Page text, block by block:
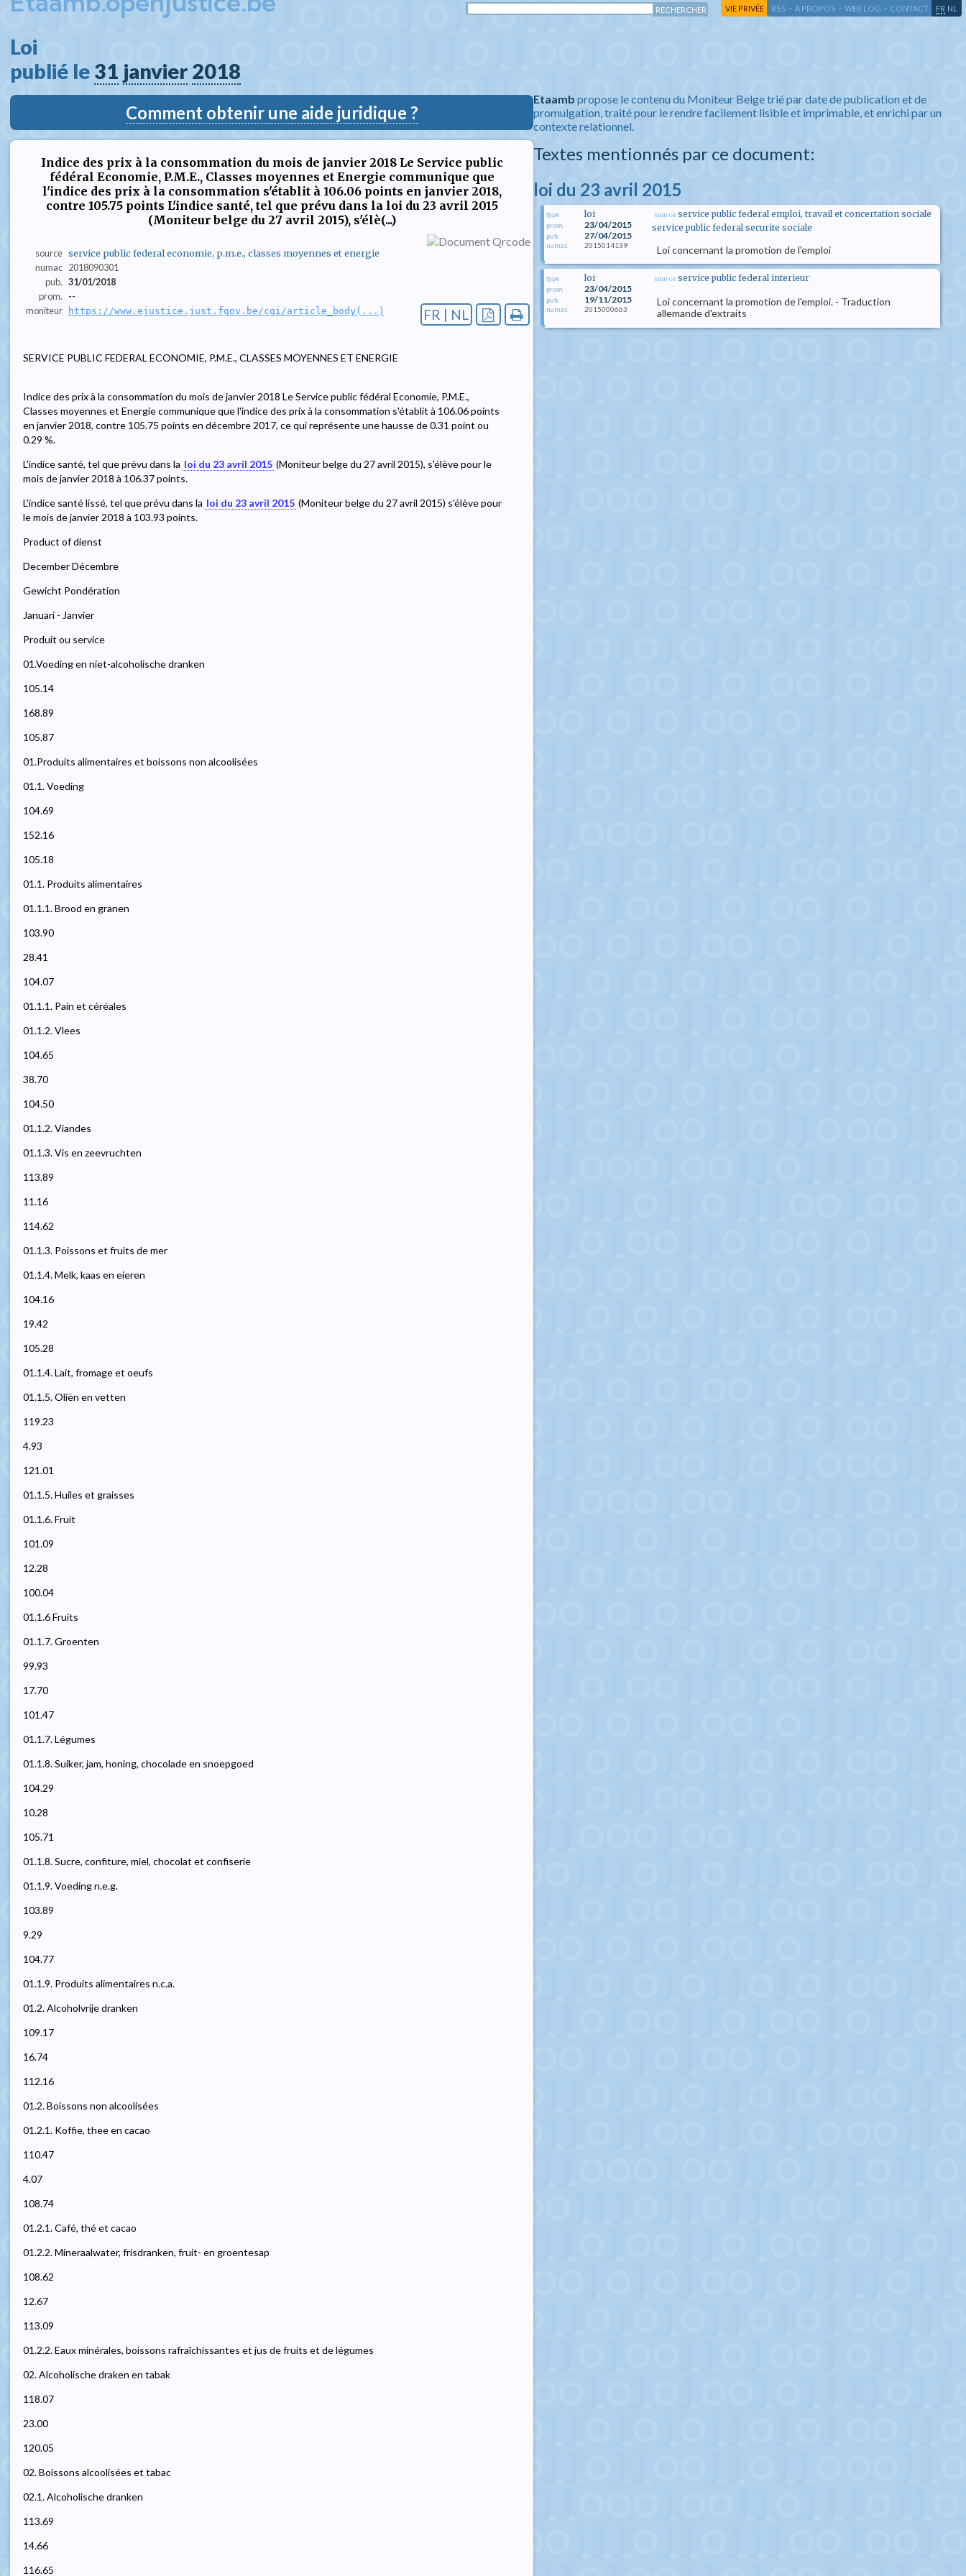
VIE PRIVÉE RSS - A PROPOS - WEB LOG - CONTACT FR NL
Loi
publié le 31 janvier 2018
Comment obtenir une aide juridique ?
Indice des prix à la consommation du mois de janvier 2018 Le Service public
fédéral Economie, P.M.E., Classes moyennes et Energie communique que
l'indice des prix à la consommation s'établit à 106.06 points en janvier 2018,
contre 105.75 points L'indice santé, tel que prévu dans la loi du 23 avril 2015
(Moniteur belge du 27 avril 2015), s'élè(...)
source service public federal economie, p.m.e., classes moyennes et energie
numac 2018090301
pub. 31/01/2018
prom.
--
moniteur
https://www.ejustice.just.fgov.be/cgi/article_body(...) FR | NL
SERVICE PUBLIC FEDERAL ECONOMIE, P.M.E., CLASSES MOYENNES ET ENERGIE
Indice des prix à la consommation du mois de janvier 2018 Le Service public fédéral Economie, P.M.E.,
Classes moyennes et Energie communique que l'indice des prix à la consommation s'établit à 106.06 points
en janvier 2018, contre 105.75 points en décembre 2017, ce qui représente une hausse de 0.31 point ou
0.29 %.
L'indice santé, tel que prévu dans la loi du 23 avril 2015 (Moniteur belge du 27 avril 2015), s'élève pour le
mois de janvier 2018 à 106.37 points.
L'indice santé lissé, tel que prévu dans la loi du 23 avril 2015 (Moniteur belge du 27 avril 2015) s'élève pour
le mois de janvier 2018 à 103.93 points.
Product of dienst
December Décembre
Gewicht Pondération
Januari - Janvier
Produit ou service
01.Voeding en niet-alcoholische dranken
105.14
168.89
105.87
01.Produits alimentaires et boissons non alcoolisées
01.1. Voeding
104.69
152.16
105.18
01.1. Produits alimentaires
01.1.1. Brood en granen
103.90
28.41
104.07
01.1.1. Pain et céréales
01.1.2. Vlees
104.65
38.70
104.50
01.1.2. Viandes
01.1.3. Vis en zeevruchten
113.89
11.16
114.62
01.1.3. Poissons et fruits de mer
01.1.4. Melk, kaas en eieren
104.16
19.42
105.28
01.1.4. Lait, fromage et oeufs
01.1.5. Oliën en vetten
119.23
4.93
121.01
01.1.5. Huiles et graisses
01.1.6. Fruit
101.09
12.28
100.04
01.1.6 Fruits
01.1.7. Groenten
99.93
17.70
101.47
01.1.7. Légumes
01.1.8. Suiker, jam, honing, chocolade en snoepgoed
104.29
10.28
105.71
01.1.8. Sucre, confiture, miel, chocolat et confiserie
01.1.9. Voeding n.e.g.
103.89
9.29
104.77
01.1.9. Produits alimentaires n.c.a.
01.2. Alcoholvrije dranken
109.17
16.74
112.16
01.2. Boissons non alcoolisées
01.2.1. Koffie, thee en cacao
110.47
4.07
108.74
01.2.1. Café, thé et cacao
01.2.2. Mineraalwater, frisdranken, fruit- en groentesap
108.62
12.67
113.09
01.2.2. Eaux minérales, boissons rafraîchissantes et jus de fruits et de légumes
02. Alcoholische draken en tabak
118.07
23.00
120.05
02. Boissons alcoolisées et tabac
02.1. Alcoholische dranken
113.69
14.66
116.65
Etaamb propose le contenu du Moniteur Belge trié par date de publication et de
promulgation, traité pour le rendre facilement lisible et imprimable, et enrichi par un
contexte relationnel.
Textes mentionnés par ce document:
loi du 23 avril 2015
type loi
prom. 23/04/2015
pub. 27/04/2015
numac 2015014139
source service public federal emploi, travail et concertation sociale
service public federal securite sociale
Loi concernant la promotion de l'emploi
type loi
prom. 23/04/2015
pub. 19/11/2015
numac 2015000663
source service public federal interieur
Loi concernant la promotion de l'emploi. - Traduction
allemande d'extraits